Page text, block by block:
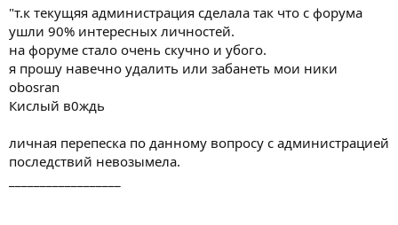
"т.к текущяя администрация сделала так что с форума
ушли 90% интересных личностей.
на форуме стало очень скучно и убого.
я прошу навечно удалить или забанеть мои ники
obosran
Кислый в0ждь
личная перепеска по данному вопросу с администрацией
последствий невозымела.